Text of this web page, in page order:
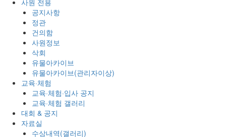
사원 전용
공지사항
정관
건의함
사원정보
삭회
유물아카이브
유물아카이브(관리자이상)
교육·체험
교육·체험·입사 공지
교육·체험 갤러리
대회 & 공지
자료실
수상내역(갤러리)